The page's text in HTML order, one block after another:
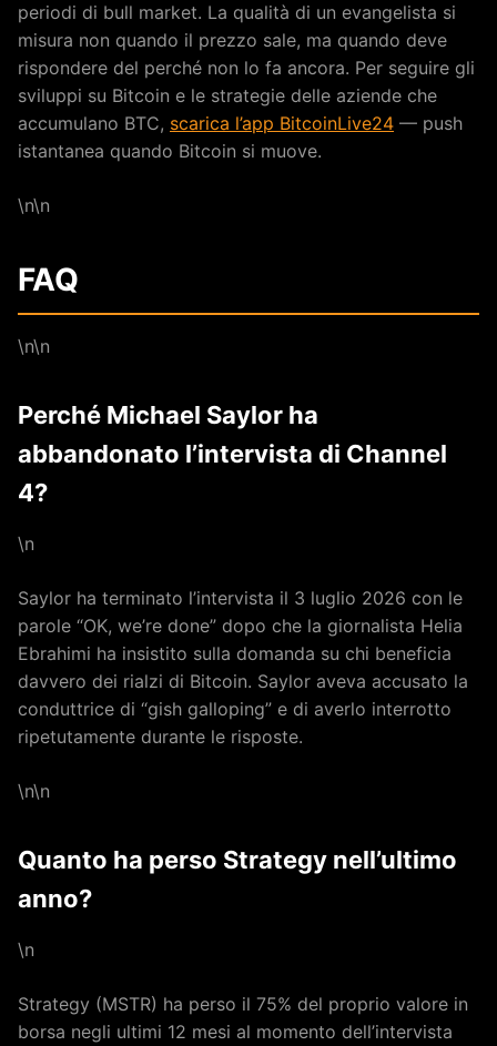
periodi di bull market. La qualità di un evangelista si
misura non quando il prezzo sale, ma quando deve
rispondere del perché non lo fa ancora. Per seguire gli
sviluppi su Bitcoin e le strategie delle aziende che
accumulano BTC, scarica l’app BitcoinLive24 — push
istantanea quando Bitcoin si muove.
\n\n
FAQ
\n\n
Perché Michael Saylor ha
abbandonato l’intervista di Channel
4?
\n
Saylor ha terminato l’intervista il 3 luglio 2026 con le
parole “OK, we’re done” dopo che la giornalista Helia
Ebrahimi ha insistito sulla domanda su chi beneficia
davvero dei rialzi di Bitcoin. Saylor aveva accusato la
conduttrice di “gish galloping” e di averlo interrotto
ripetutamente durante le risposte.
\n\n
Quanto ha perso Strategy nell’ultimo
anno?
\n
Strategy (MSTR) ha perso il 75% del proprio valore in
borsa negli ultimi 12 mesi al momento dell’intervista